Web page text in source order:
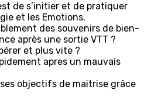
de s’initier et de pratiquer
et les Emotions.
des souvenirs de bien-
après une sortie VTT ?
et plus vite ?
apres un mauvais
objectifs de maitrise grâce